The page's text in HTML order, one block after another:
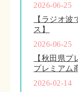
2026-06-25
【ラジオ
ス】
2026-06-25
【秋田県
プレミアム
2026-02-14